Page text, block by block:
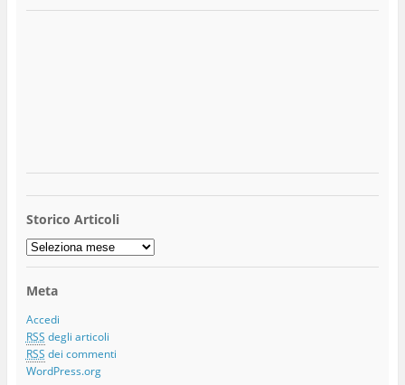
Storico Articoli
Storico
Articoli
Meta
Accedi
RSS degli articoli
RSS dei commenti
WordPress.org